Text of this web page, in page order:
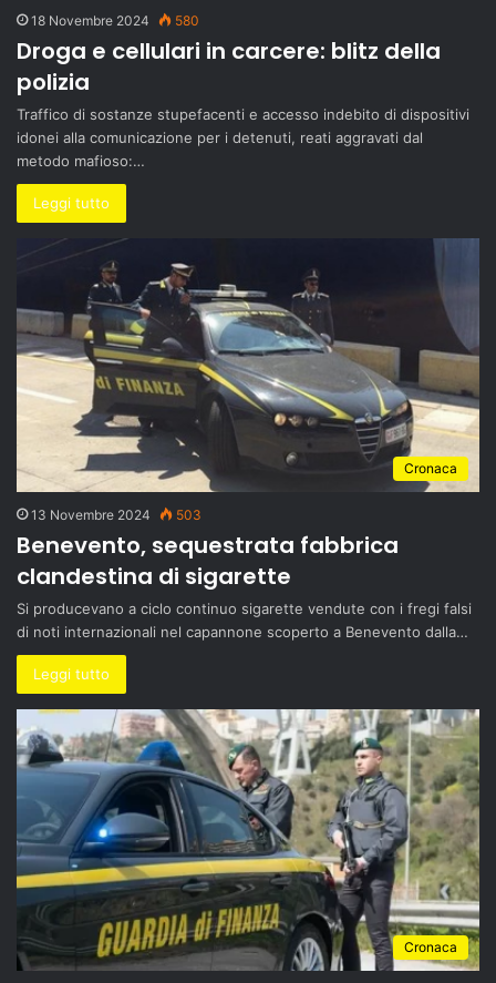
18 Novembre 2024 580
Droga e cellulari in carcere: blitz della
polizia
Traffico di sostanze stupefacenti e accesso indebito di dispositivi
idonei alla comunicazione per i detenuti, reati aggravati dal
metodo mafioso:…
Leggi tutto
Cronaca
13 Novembre 2024 503
Benevento, sequestrata fabbrica
clandestina di sigarette
Si producevano a ciclo continuo sigarette vendute con i fregi falsi
di noti internazionali nel capannone scoperto a Benevento dalla…
Leggi tutto
Cronaca